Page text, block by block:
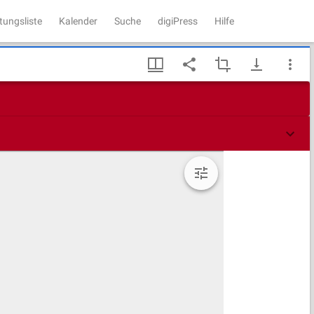
Kalender Suche digiPress Hilfe